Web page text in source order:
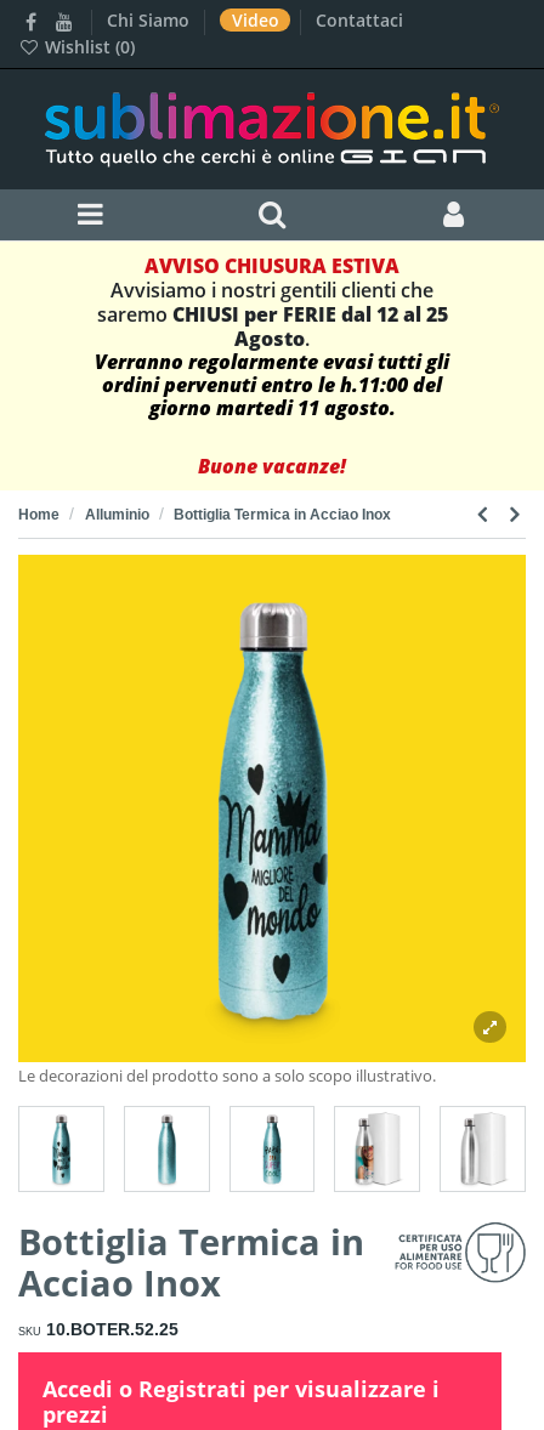
Chi Siamo Video
Contattaci
Wishlist (0)
AVVISO CHIUSURA ESTIVA
Avvisiamo i nostri gentili clienti che
saremo CHIUSI per FERIE dal 12 al 25
Agosto.
Verranno regolarmente evasi tutti gli
ordini pervenuti entro le h.11:00 del
giorno martedi 11 agosto.
Buone vacanze!
Home Alluminio Bottiglia Termica in Acciao Inox
Bottiglia Termica in
Acciao Inox
SKU 10.BOTER.52.25
Accedi o Registrati per visualizzare i
prezzi